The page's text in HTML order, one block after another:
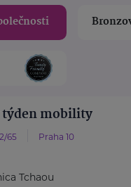
týden mobility
65 Praha 10
Tchaou